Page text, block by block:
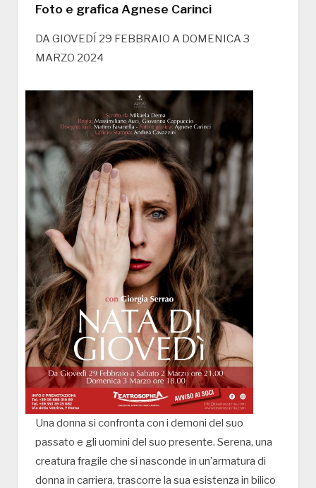
Foto e grafica Agnese Carinci
DA GIOVEDÍ 29 FEBBRAIO A DOMENICA 3
MARZO 2024
Una donna si confronta con i demoni del suo
passato e gli uomini del suo presente. Serena, una
creatura fragile che si nasconde in un’armatura di
donna in carriera, trascorre la sua esistenza in bilico